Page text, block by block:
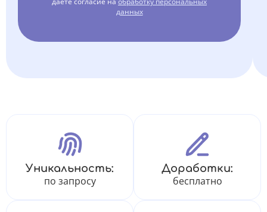
данных
Уникальность:
по запросу
Доработки:
бесплатно